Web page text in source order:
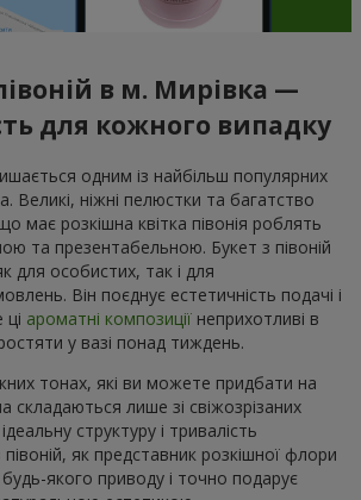
в м. Мирівка —
для кожного випадку
одним із найбільш популярних
Великі, ніжні пелюстки та багатство
що має розкішна квітка півонія роблять
та презентабельною. Букет з півоній
для особистих, так і для
Він поєднує естетичність подачі і
ароматні композиції неприхотливі в
у вазі понад тиждень.
тонах, які ви можете придбати на
складаються лише зі свіжозрізаних
структуру і тривалість
півоній, як представник розкішної флори
будь-якого приводу і точно подарує